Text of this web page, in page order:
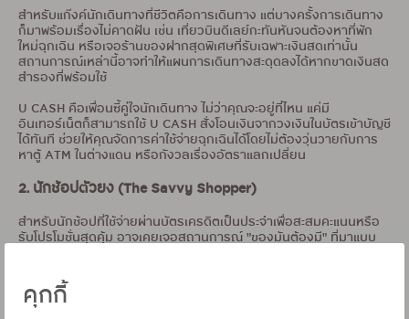
คุกกี้
สำหรับแก๊งค์นักเดินทางที่ชีวิตคือการเดินทาง แต่บางครั้งการเดินทาง
ก็มาพร้อมเรื่องไม่คาดฝัน เช่น เที่ยวบินดีเลย์กะทันหันจนต้องหาที่พัก
ใหม่ฉุกเฉิน หรือเจอร้านของฝากสุดพิเศษที่รับเฉพาะเงินสดเท่านั้น
สถานการณ์เหล่านี้อาจทำให้แผนการเดินทางสะดุดลงได้หากขาดเงินสด
สำรองที่พร้อมใช้
U CASH คือเพื่อนซี้คู่ใจนักเดินทาง ไม่ว่าคุณจะอยู่ที่ไหน แค่มี
อินเทอร์เน็ตก็สามารถใช้ U CASH สั่งโอนเงินจากวงเงินในบัตรเข้าบัญชี
ได้ทันที ช่วยให้คุณจัดการค่าใช้จ่ายฉุกเฉินได้โดยไม่ต้องวุ่นวายกับการ
หาตู้ ATM ในต่างแดน หรือกังวลเรื่องอัตราแลกเปลี่ยน
2. นักช้อปตัวยง (The Savvy Shopper)
สำหรับนักช้อปที่ใช้จ่ายผ่านบัตรเครดิตเป็นประจำเพื่อสะสมคะแนนหรือ
รับโปรโมชั่นสุดคุ้ม อาจเคยเจอสถานการณ์ "ของมันต้องมี" ที่มาแบบ
ทำให้เกิดสะดุดต้องหาเงินก้อนอีกก้อนมาเพื่อจัดการค่าใช้จ่ายระยะสั้น